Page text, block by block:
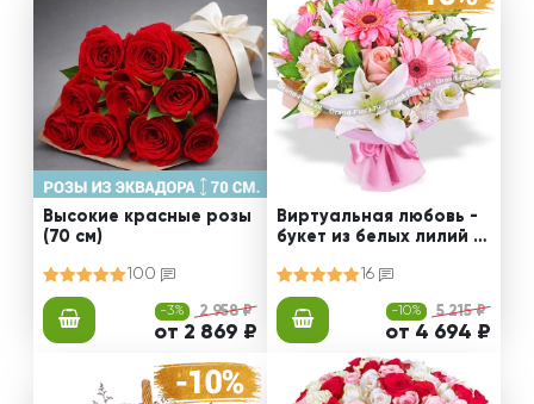
Высокие красные розы
(70 см)
100
-3% 2 958 ₽
от 2 869 ₽
Виртуальная любовь -
букет из белых лилий и
16
-10% 5 215 ₽
от 4 694 ₽